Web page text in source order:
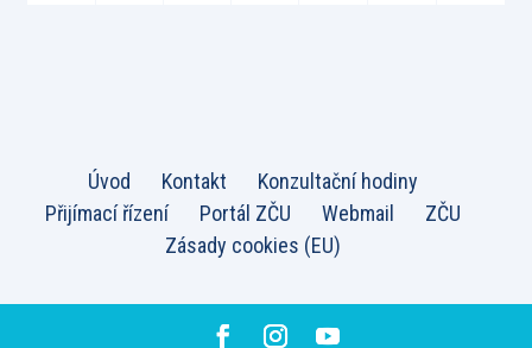
Úvod Kontakt
Konzultační hodiny
Přijímací řízení
Portál ZČU Webmail
ZČU
Zásady cookies (EU)